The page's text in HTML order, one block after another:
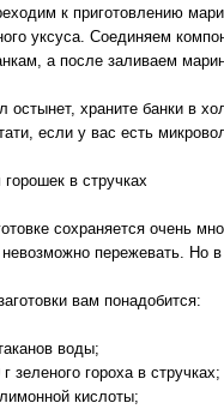
к приготовлению
уксуса. Соединяем
а после заливаем
остынет, храните банки в
если у вас есть
в стручках
сохраняется очень
невозможно пережевать. Но
вам понадобится:
воды;
г зеленого гороха в стручках;
кислоты;